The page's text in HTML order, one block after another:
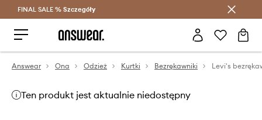
Oszczędzaj z Answear Club >
FINAL SALE % Szczegóły
Answear Ona Odzież Kurtki Bezrękawniki
Ten produkt jest aktualnie niedostępny